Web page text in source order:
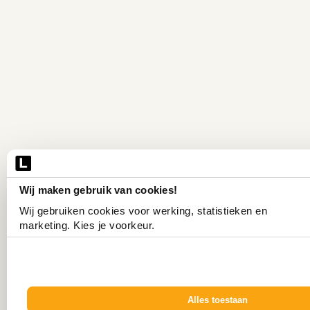
Wij maken gebruik van cookies!
Wij gebruiken cookies voor werking, statistieken en
marketing. Kies je voorkeur.
Alles toestaan